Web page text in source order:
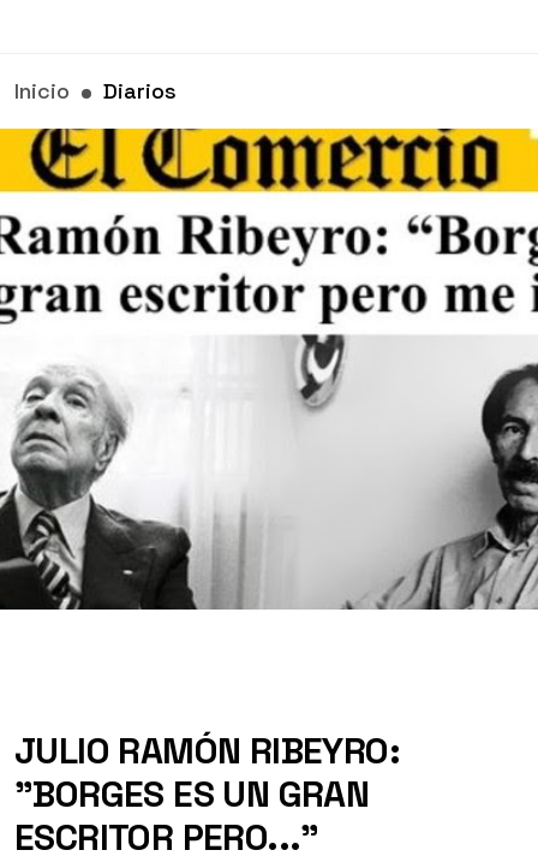
Inicio Diarios
JULIO RAMÓN RIBEYRO:
"BORGES ES UN GRAN
ESCRITOR PERO..."